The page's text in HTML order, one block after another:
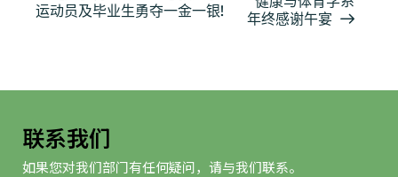
动
运动员及毕业生勇夺一金一银!
年终感谢午宴
联系我们
如果您对我们部门有任何疑问，请与我们联系。